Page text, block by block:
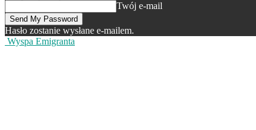
Twój e-mail
Hasło zostanie wysłane e-mailem.
Wyspa Emigranta